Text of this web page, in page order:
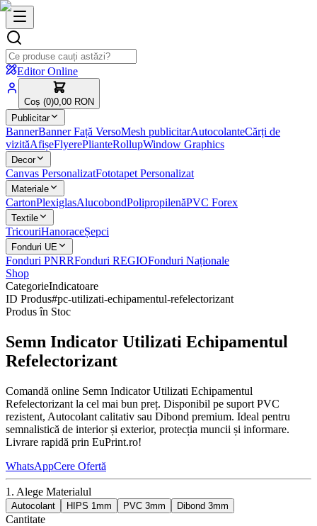
Editor Online
Coș (0)0,00 RON
Publicitar
BannerBanner Față VersoMesh publicitarAutocolanteCărți de
vizităAfișeFlyerePlianteRollupWindow Graphics
Decor
Canvas PersonalizatFototapet Personalizat
Materiale
CartonPlexiglasAlucobondPolipropilenăPVC Forex
Textile
TricouriHanoraceȘepci
Fonduri UE
Fonduri PNRRFonduri REGIOFonduri Naționale
Shop
CategorieIndicatoare
ID Produs#pc-utilizati-echipamentul-refelectorizant
Produs în Stoc
Semn Indicator Utilizati Echipamentul
Refelectorizant
Comandă online Semn Indicator Utilizati Echipamentul
Refelectorizant la cel mai bun preț. Disponibil pe suport PVC
rezistent, Autocolant calitativ sau Dibond premium. Ideal pentru
semnalistică de interior și exterior, protecția muncii și informare.
Livrare rapidă prin EuPrint.ro!
WhatsAppCere Ofertă
1. Alege Materialul
Autocolant HIPS 1mm PVC 3mm Dibond 3mm
Cantitate